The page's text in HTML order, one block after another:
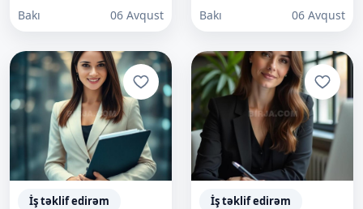
Bakı 06 Avqust Bakı 06 Avqust
İş təklif edirəm İş təklif edirəm